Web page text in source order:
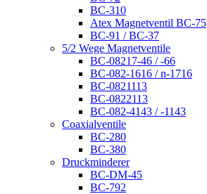
BC-310
Atex Magnetventil BC-75
BC-91 / BC-37
5/2 Wege Magnetventile
BC-08217-46 / -66
BC-082-1616 / n-1716
BC-0821113
BC-0822113
BC-082-4143 / -1143
Coaxialventile
BC-280
BC-380
Druckminderer
BC-DM-45
BC-792